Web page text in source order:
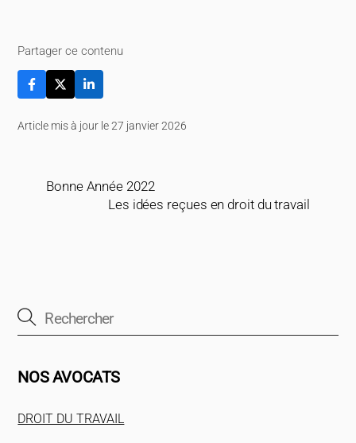
Partager ce contenu
Article mis à jour le 27 janvier 2026
Bonne Année 2022
Les idées reçues en droit du travail
NOS AVOCATS
DROIT DU TRAVAIL